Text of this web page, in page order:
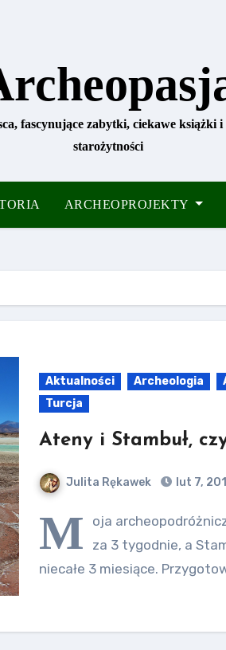
fascynujące zabytki, ciekawe książki
starożytności
ARCHEOPROJEKTY
Aktualności Archeologia
Turcja
Ateny i Stambuł,
Julita Rękawek lut 7,
M
oja
za 3 tygodnie, a
niecałe 3 miesiące.